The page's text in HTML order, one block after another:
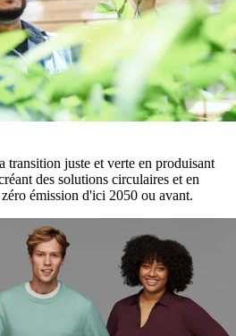
transition juste et verte en produisant
des solutions circulaires et en
émission d'ici 2050 ou avant.